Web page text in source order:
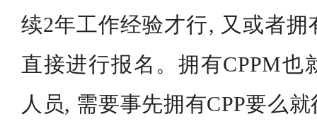
续2年工作经验才行, 又或者
直接进行报名。拥有CPPM也
人员, 需要事先拥有CPP要么